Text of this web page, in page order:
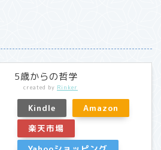
5歳からの哲学
created by Rinker
Kindle
Amazon
楽天市場